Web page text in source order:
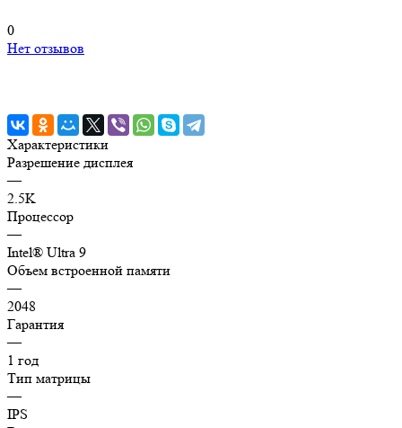
0
Нет отзывов
Характеристики
Разрешение дисплея
—
2.5K
Процессор
—
Intel® Ultra 9
Объем встроенной памяти
—
2048
Гарантия
—
1 год
Тип матрицы
—
IPS